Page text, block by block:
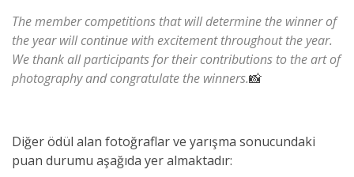
The member competitions that will determine the winner of
the year will continue with excitement throughout the year.
We thank all participants for their contributions to the art of
photography and congratulate the winners.📸
Diğer ödül alan fotoğraflar ve yarışma sonucundaki
puan durumu aşağıda yer almaktadır: